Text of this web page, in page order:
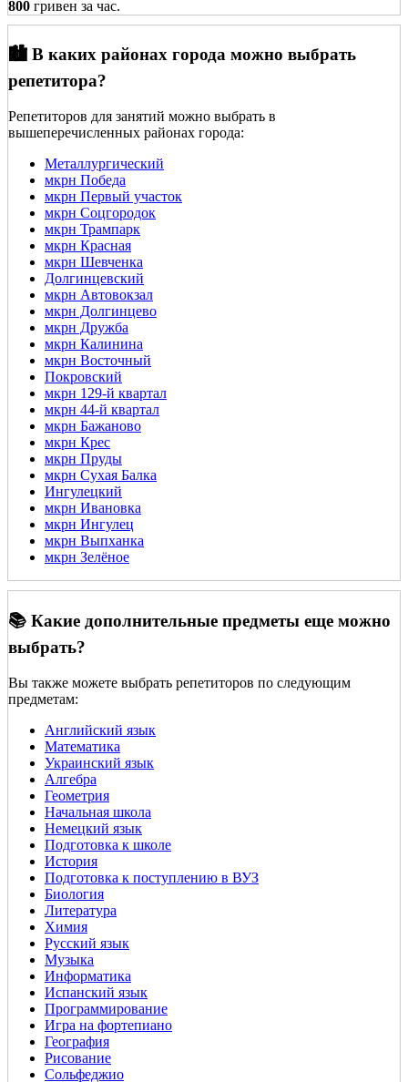
800 гривен за час.
🏙️ В каких районах города можно выбрать
репетитора?
Репетиторов для занятий можно выбрать в
вышеперечисленных районах города:
Металлургический
мкрн Победа
мкрн Первый участок
мкрн Соцгородок
мкрн Трампарк
мкрн Красная
мкрн Шевченка
Долгинцевский
мкрн Автовокзал
мкрн Долгинцево
мкрн Дружба
мкрн Калинина
мкрн Восточный
Покровский
мкрн 129-й квартал
мкрн 44-й квартал
мкрн Бажаново
мкрн Крес
мкрн Пруды
мкрн Сухая Балка
Ингулецкий
мкрн Ивановка
мкрн Ингулец
мкрн Выпханка
мкрн Зелёное
📚 Какие дополнительные предметы еще можно
выбрать?
Вы также можете выбрать репетиторов по следующим
предметам:
Английский язык
Математика
Украинский язык
Алгебра
Геометрия
Начальная школа
Немецкий язык
Подготовка к школе
История
Подготовка к поступлению в ВУЗ
Биология
Литература
Химия
Русский язык
Музыка
Информатика
Испанский язык
Программирование
Игра на фортепиано
География
Рисование
Сольфеджио